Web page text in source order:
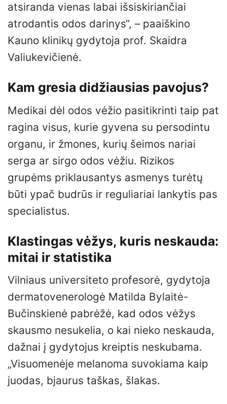
atsiranda vienas labai išsiskiriančiai
atrodantis odos darinys“, – paaiškino
Kauno klinikų gydytoja prof. Skaidra
Valiukevičienė.
Kam gresia didžiausias pavojus?
Medikai dėl odos vėžio pasitikrinti taip pat
ragina visus, kurie gyvena su persodintu
organu, ir žmones, kurių šeimos nariai
serga ar sirgo odos vėžiu. Rizikos
grupėms priklausantys asmenys turėtų
būti ypač budrūs ir reguliariai lankytis pas
specialistus.
Klastingas vėžys, kuris neskauda:
mitai ir statistika
Vilniaus universiteto profesorė, gydytoja
dermatovenerologė Matilda Bylaitė-
Bučinskienė pabrėžė, kad odos vėžys
skausmo nesukelia, o kai nieko neskauda,
dažnai į gydytojus kreiptis neskubama.
„Visuomenėje melanoma suvokiama kaip
juodas, bjaurus taškas, šlakas.